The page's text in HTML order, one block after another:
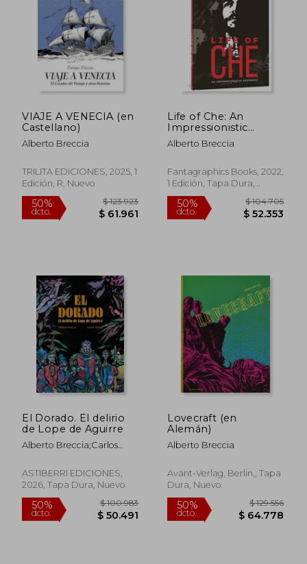
50%
dcto.
$ 104.414
$ 52.207
50%
dcto.
21%
dcto.
$ 81.000
$ 64.286
50%
dcto.
VIAJE A VENECIA (en
Castellano)
Alberto Breccia
TRILITA EDICIONES, 2025, 1
Edición, R, Nuevo
Life of Che: An
Impressionistic
Biography: (The
Alberto Breccia
Alberto Breccia
Fantagraphics Books, 2022,
1 Edición, Tapa Dura,
Nuevo
El Dorado. El delirio
de Lope de Aguirre
Alberto Breccia;Carlos
ASTIBERRI EDICIONES,
2026, Tapa Dura, Nuevo
Lovecraft (en
Alemán)
Alberto Breccia
Avant-Verlag, Berlin,, Tapa
Dura, Nuevo